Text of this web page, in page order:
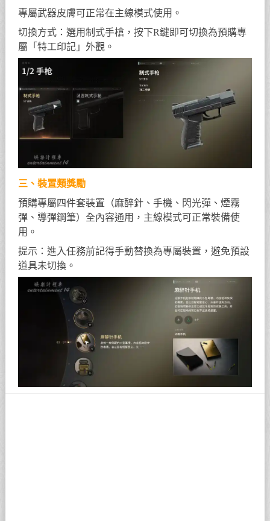
專屬武器皮膚可正常在主線模式使用。
切換方式：選用制式手槍，按下R鍵即可切換為預購專
屬「特工印記」外觀。
三、裝置類獎勵
預購專屬四件套裝置（麻醉針、手機、閃光彈、煙霧
彈、導彈鋼筆）全內容通用，主線模式可正常裝備使
用。
提示：進入任務前記得手動替換為專屬裝置，避免預設
道具未切換。